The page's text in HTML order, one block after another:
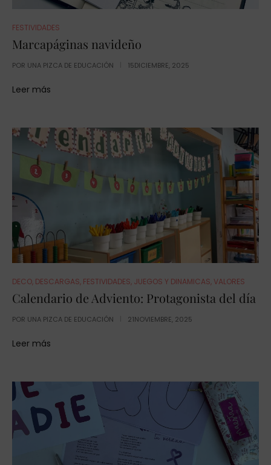
FESTIVIDADES
Marcapáginas navideño
POR UNA PIZCA DE EDUCACIÓN 15DICIEMBRE, 2025
Leer más
DECO, DESCARGAS, FESTIVIDADES, JUEGOS Y DINAMICAS,VALORES
Calendario de Adviento: Protagonista del día
POR UNA PIZCA DE EDUCACIÓN 21NOVIEMBRE, 2025
Leer más